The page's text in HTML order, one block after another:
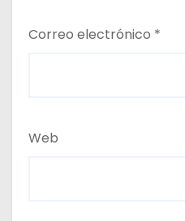
Correo electrónico *
Web